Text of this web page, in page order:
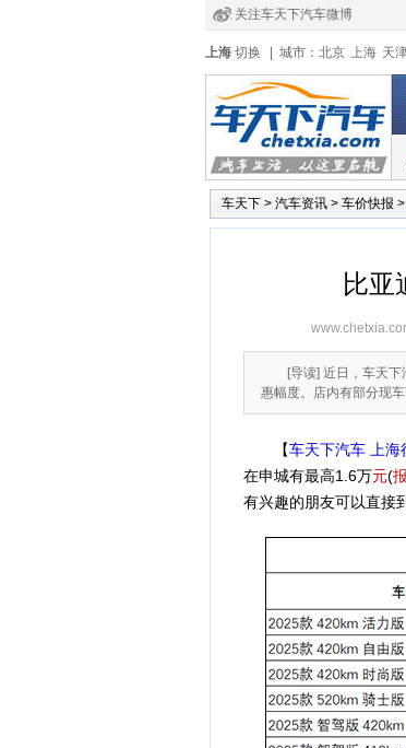
关注车天下汽车微博
经销商登录
注册 全国4s店
上海 切换 城市： 北京 上海 天
车天下 > 汽车资讯 > 车价快报 >
比亚
[导读] 近日，车天
惠幅度。店内有部分现
【车天下汽车 上海
在申城有最高1.6万元(
有兴趣的朋友可以直接